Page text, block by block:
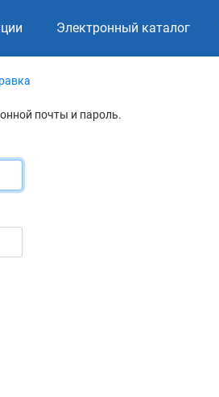
Электронный каталог
почты и пароль.